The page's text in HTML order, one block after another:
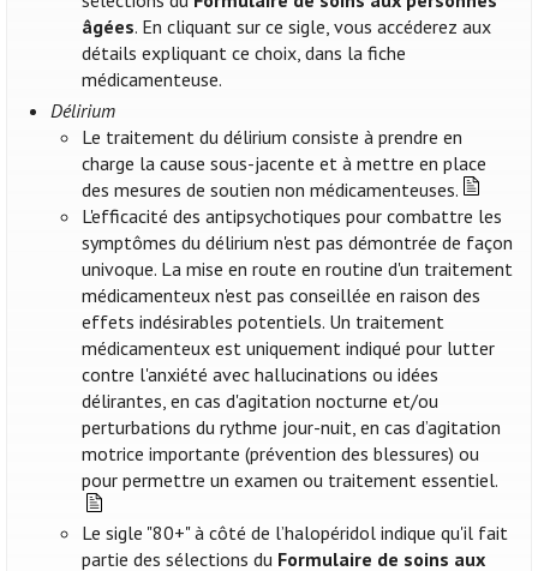
âgées. En cliquant sur ce sigle, vous accéderez aux
détails expliquant ce choix, dans la fiche
médicamenteuse.
Délirium
Le traitement du délirium consiste à prendre en
charge la cause sous-jacente et à mettre en place
des mesures de soutien non médicamenteuses.
L'efficacité des antipsychotiques pour combattre les
symptômes du délirium n'est pas démontrée de façon
univoque. La mise en route en routine d'un traitement
médicamenteux n'est pas conseillée en raison des
effets indésirables potentiels. Un traitement
médicamenteux est uniquement indiqué pour lutter
contre l'anxiété avec hallucinations ou idées
délirantes, en cas d'agitation nocturne et/ou
perturbations du rythme jour-nuit, en cas d’agitation
motrice importante (prévention des blessures) ou
pour permettre un examen ou traitement essentiel.
Le sigle "80+" à côté de l’halopéridol indique qu'il fait
partie des sélections du Formulaire de soins aux